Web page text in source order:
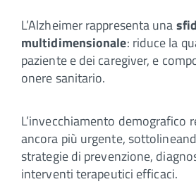
L’Alzheimer rappresenta una
multidimensionale: riduce la
paziente e dei caregiver, e
onere sanitario.
L’invecchiamento demografico
ancora più urgente,
strategie di prevenzione,
interventi terapeutici efficaci.